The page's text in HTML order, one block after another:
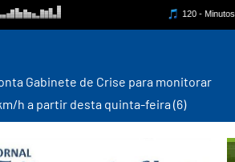
Gabinete de Crise para monitorar
h a partir desta quinta-feira (6)